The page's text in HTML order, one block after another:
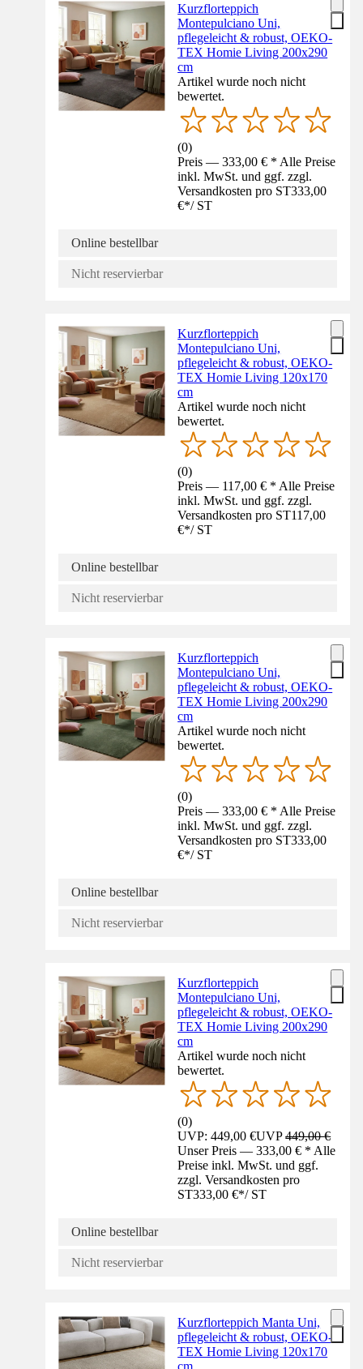
Kurzflorteppich
Montepulciano Uni,
pflegeleicht & robust, OEKO-
TEX Homie Living 200x290
cm
Artikel wurde noch nicht
bewertet.
(0)
Preis — 333,00 € * Alle Preise
inkl. MwSt. und ggf. zzgl.
Versandkosten pro ST333,00
€*/ ST
Online bestellbar
Nicht reservierbar
Kurzflorteppich
Montepulciano Uni,
pflegeleicht & robust, OEKO-
TEX Homie Living 120x170
cm
Artikel wurde noch nicht
bewertet.
(0)
Preis — 117,00 € * Alle Preise
inkl. MwSt. und ggf. zzgl.
Versandkosten pro ST117,00
€*/ ST
Online bestellbar
Nicht reservierbar
Kurzflorteppich
Montepulciano Uni,
pflegeleicht & robust, OEKO-
TEX Homie Living 200x290
cm
Artikel wurde noch nicht
bewertet.
(0)
Preis — 333,00 € * Alle Preise
inkl. MwSt. und ggf. zzgl.
Versandkosten pro ST333,00
€*/ ST
Online bestellbar
Nicht reservierbar
Kurzflorteppich
Montepulciano Uni,
pflegeleicht & robust, OEKO-
TEX Homie Living 200x290
cm
Artikel wurde noch nicht
bewertet.
(0)
UVP: 449,00 €UVP449,00 €
Unser Preis — 333,00 € * Alle
Preise inkl. MwSt. und ggf.
zzgl. Versandkosten pro
ST333,00 €*/ ST
Online bestellbar
Nicht reservierbar
Kurzflorteppich Manta Uni,
pflegeleicht & robust, OEKO-
TEX Homie Living 120x170
cm